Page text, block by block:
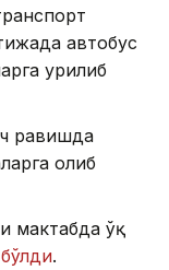
автобус
урилиб
равишда
олиб
мактабда ўқ
бўлди.